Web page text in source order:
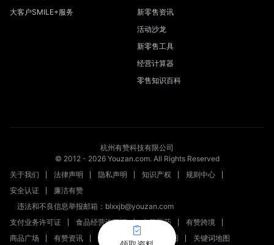
大客户SMILE+服务
新零售资讯
活动沙龙
新零售工具
经营计算器
零售知识百科
杭州有赞科技有限公司
© 2012 - 2026Youzan.com. All Rights Reserved
关于我们
法律声明 隐私声明 知识产权
规则中心
安全认证
廉洁有赞
违法和不良信息举报邮箱：blxxjb@youzan.com
支付业务许可证
食品经营许可证 有赞医药
有赞跨境
商品广场
有赞资讯 新零售文章 站点地图 关键词地图